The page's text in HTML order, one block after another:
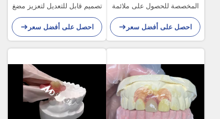
المخصصة للحصول على ملائمة
طبيعية وراحة طويلة الأمد
احصل على أفضل سعر
تصميم قابل للتعديل لتعزيز مضغ
والتحدث
احصل على أفضل سعر